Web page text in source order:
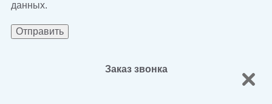
данных.
Заказ звонка